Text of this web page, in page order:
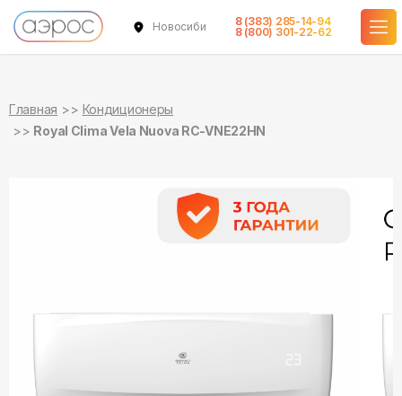
Новосибирск
8 (383) 285-14-94
8 (800) 301-22-62
Главная
Кондиционеры
Royal Clima Vela Nuova RC-VNE22HN
в наличии
в наличии